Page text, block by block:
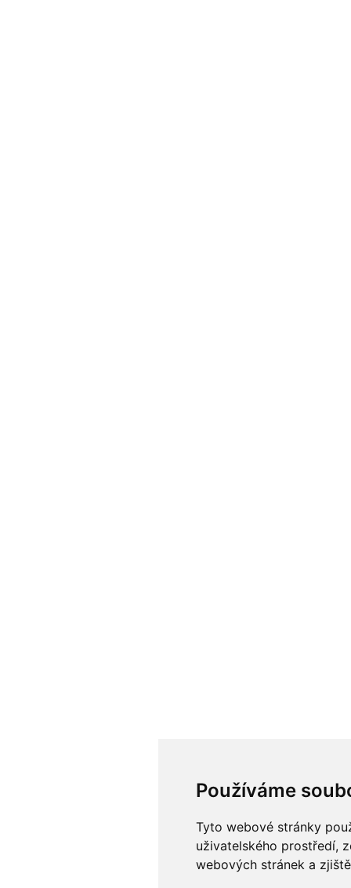
Používáme
Tyto webové stránky
uživatelského prostředí,
webových stránek a